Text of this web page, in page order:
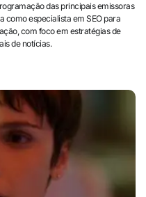
das principais emissoras
como especialista em SEO para
com foco em estratégias de
de notícias.